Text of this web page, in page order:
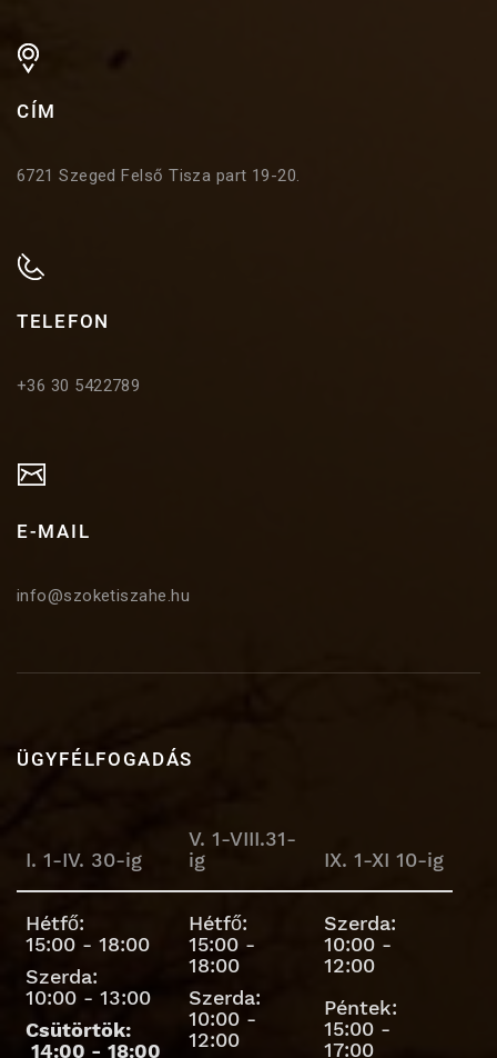
CÍM
6721 Szeged Felső Tisza part 19-20.
TELEFON
+36 30 5422789
E-MAIL
info@szoketiszahe.hu
ÜGYFÉLFOGADÁS
I. 1-IV. 30-ig
V. 1-VIII.31-
ig
IX. 1-XI 10-ig
Hétfő:
15:00 - 18:00
Szerda:
10:00 - 13:00
Csütörtök:
14:00 - 18:00
Hétfő:
15:00 -
18:00
Szerda:
10:00 -
12:00
Szerda:
10:00 -
12:00
Péntek:
15:00 -
17:00